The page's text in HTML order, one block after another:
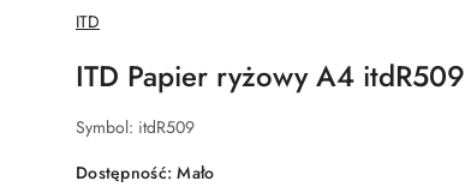
NAZWA
PRODUCENTA:
ITD
ITD Papier ryżowy A4 itdR509
Symbol: itdR509
Dostępność:Mało